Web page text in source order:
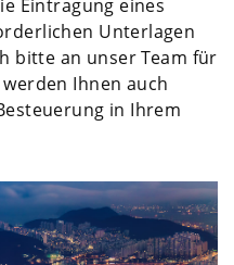
Eintragung eines
Unterlagen
bitte an unser Team für
Ihnen auch
in Ihrem